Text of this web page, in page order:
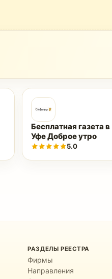
Бесплатная газета в
Уфе Доброе утро
5.0
РАЗДЕЛЫ РЕЕСТРА
Фирмы
Направления